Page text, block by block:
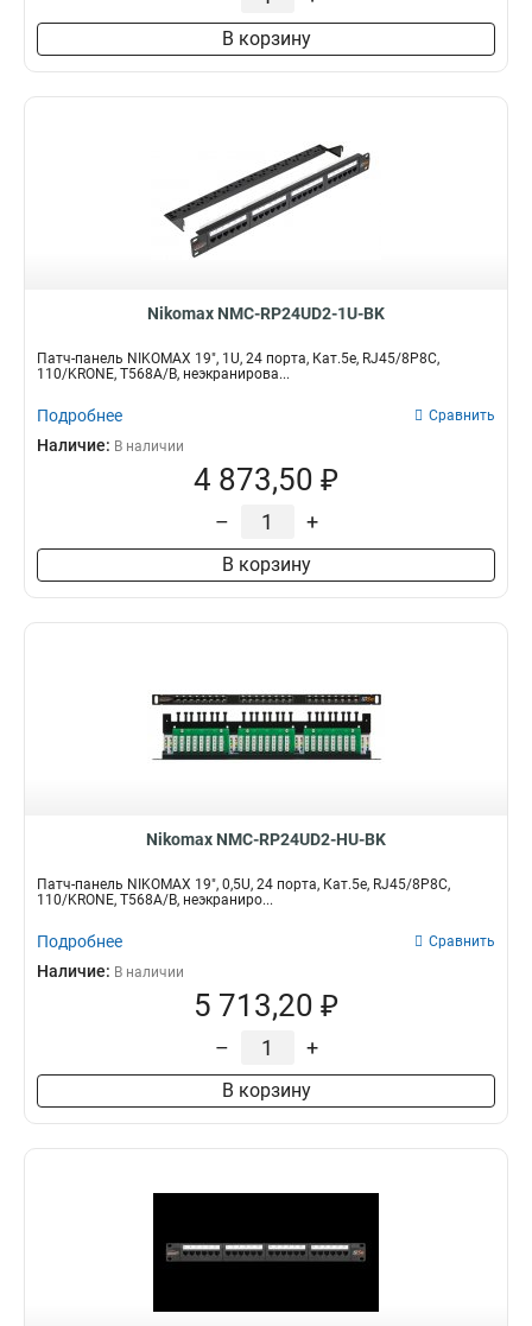
В корзину
Nikomax NMC-RP24UD2-1U-BK
Патч-панель NIKOMAX 19", 1U, 24 порта, Кат.5e, RJ45/8P8C,
110/KRONE, T568A/B, неэкранирова...
Подробнее Сравнить
Наличие: В наличии
4 873,50 ₽
– +
В корзину
Nikomax NMC-RP24UD2-HU-BK
Патч-панель NIKOMAX 19", 0,5U, 24 порта, Кат.5e, RJ45/8P8C,
110/KRONE, T568A/B, неэкраниро...
Подробнее Сравнить
Наличие: В наличии
5 713,20 ₽
– +
В корзину